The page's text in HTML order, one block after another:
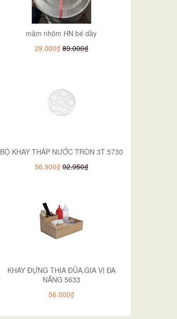
mâm nhôm HN bé dầy
29.000₫ 89.000₫
BỘ KHAY THÁP NƯỚC TRÒN 3T 5730
56.900₫ 92.950₫
KHAY ĐỰNG THIA ĐŨA,GIA VỊ ĐA
NĂNG 5633
56.000₫